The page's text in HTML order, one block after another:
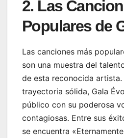
2. Las
Populares de
Las canciones más
son una muestra del
de esta reconocida artista.
trayectoria sólida, Gala
público con su poderosa
contagiosas. Entre sus
se encuentra